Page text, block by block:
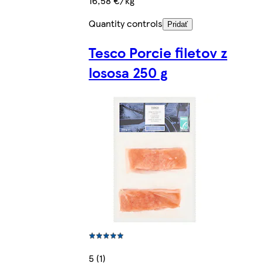
Quantity controls
Pridať
Tesco Porcie filetov z
lososa 250 g
5 (1)